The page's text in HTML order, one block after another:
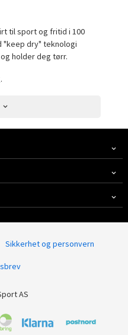
til sport og fritid i 100
"keep dry" teknologi
holder deg tørr.
Sikkerhet og personvern
AS